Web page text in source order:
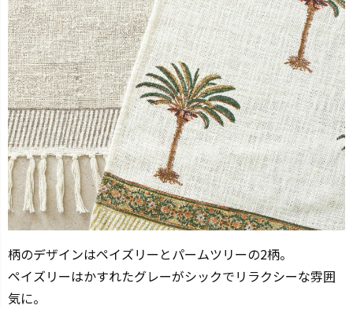
柄のデザインはペイズリーとパームツリーの2柄。
ペイズリーはかすれたグレーがシックでリラクシーな雰囲
気に。